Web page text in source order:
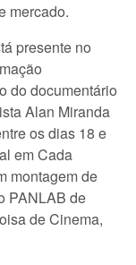
mercado.
presente no
do documentário
Alan Miranda
os dias 18 e
em Cada
montagem de
PANLAB de
de Cinema,